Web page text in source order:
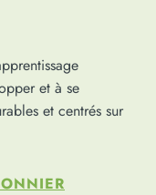
et à se
et centrés sur